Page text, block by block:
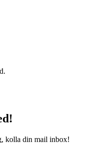
kolla din mail inbox!